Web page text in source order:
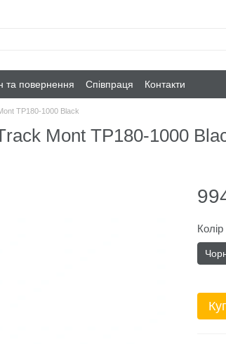
та повернення Співпраця Контакти
TP180-1000 Black
Mont TP180-1000
Колір